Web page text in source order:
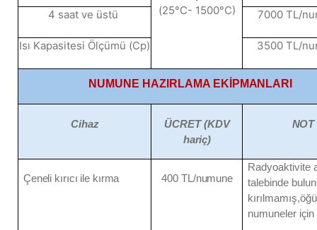
(25°C- 1500°C)
4 saat ve üstü 7000 TL/
Isı Kapasitesi Ölçümü (Cp) 3500 TL/
NUMUNE HAZIRLAMA EKİPMANLARI
Cihaz
ÜCRET (KDV
hariç)
NOT
Çeneli kırıcı ile kırma 400TL/numune
Radyoaktivite
talebinde
kırılmamış,
numuneler için